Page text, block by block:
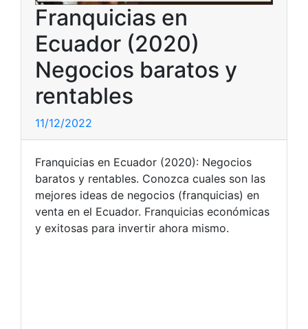
Franquicias en
Ecuador (2020)
Negocios baratos y
rentables
11/12/2022
Franquicias en Ecuador (2020): Negocios
baratos y rentables. Conozca cuales son las
mejores ideas de negocios (franquicias) en
venta en el Ecuador. Franquicias económicas
y exitosas para invertir ahora mismo.